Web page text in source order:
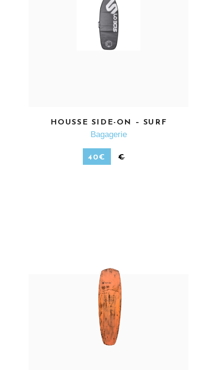
EN SAVOIR PLUS
HOUSSE SIDE-ON – SURF
Bagagerie
40€ €